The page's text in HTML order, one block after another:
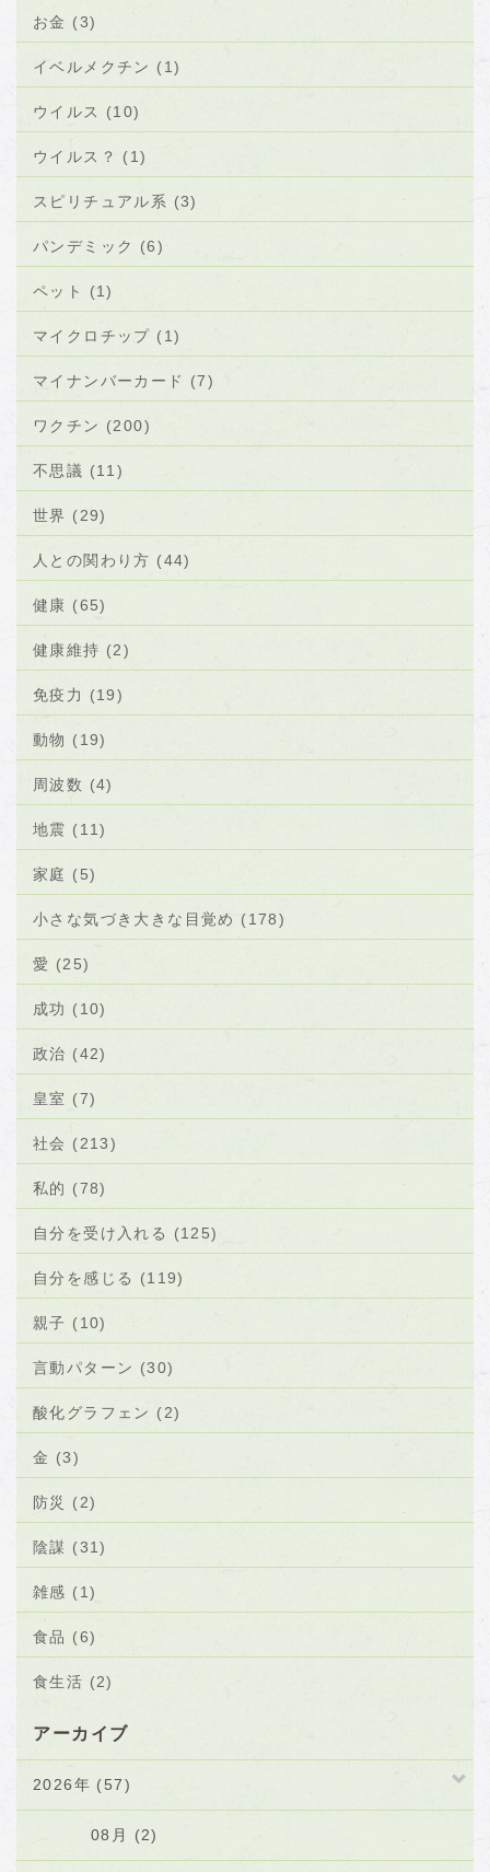
お金 (3)
イベルメクチン (1)
ウイルス (10)
ウイルス？ (1)
スピリチュアル系 (3)
パンデミック (6)
ペット (1)
マイクロチップ (1)
マイナンバーカード (7)
ワクチン (200)
不思議 (11)
世界 (29)
人との関わり方 (44)
健康 (65)
健康維持 (2)
免疫力 (19)
動物 (19)
周波数 (4)
地震 (11)
家庭 (5)
小さな気づき大きな目覚め (178)
愛 (25)
成功 (10)
政治 (42)
皇室 (7)
社会 (213)
私的 (78)
自分を受け入れる (125)
自分を感じる (119)
親子 (10)
言動パターン (30)
酸化グラフェン (2)
金 (3)
防災 (2)
陰謀 (31)
雑感 (1)
食品 (6)
食生活 (2)
アーカイブ
2026年 (57)
08月 (2)